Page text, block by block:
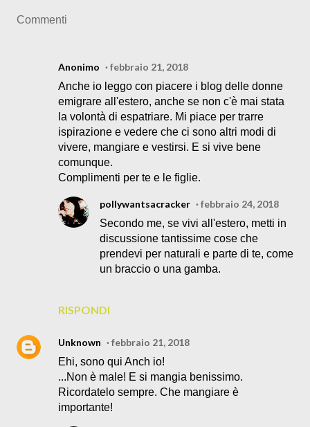
Commenti
Anonimo
febbraio 21, 2018
Anche io leggo con piacere i blog delle donne
emigrare all'estero, anche se non c'è mai stata
la volontà di espatriare. Mi piace per trarre
ispirazione e vedere che ci sono altri modi di
vivere, mangiare e vestirsi. E si vive bene
comunque.
Complimenti per te e le figlie.
RISPONDI
pollywantsacracker
febbraio 24, 2018
Secondo me, se vivi all'estero, metti in
discussione tantissime cose che
prendevi per naturali e parte di te, come
un braccio o una gamba.
Unknown
febbraio 21, 2018
Ehi, sono qui Anch io!
...Non è male! E si mangia benissimo.
Ricordatelo sempre. Che mangiare è
importante!